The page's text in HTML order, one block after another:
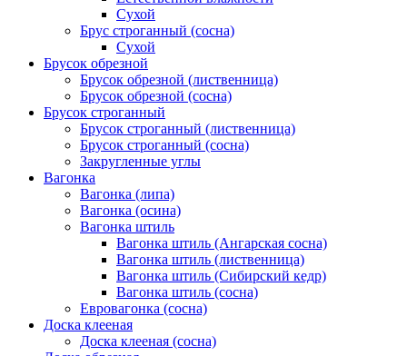
Сухой
Брус строганный (сосна)
Сухой
Брусок обрезной
Брусок обрезной (лиственница)
Брусок обрезной (сосна)
Брусок строганный
Брусок строганный (лиственница)
Брусок строганный (сосна)
Закругленные углы
Вагонка
Вагонка (липа)
Вагонка (осина)
Вагонка штиль
Вагонка штиль (Ангарская сосна)
Вагонка штиль (лиственница)
Вагонка штиль (Сибирский кедр)
Вагонка штиль (сосна)
Евровагонка (сосна)
Доска клееная
Доска клееная (сосна)